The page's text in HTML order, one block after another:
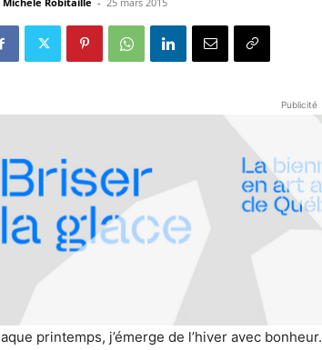
Publicité
printemps, j’émerge de l’hiver avec